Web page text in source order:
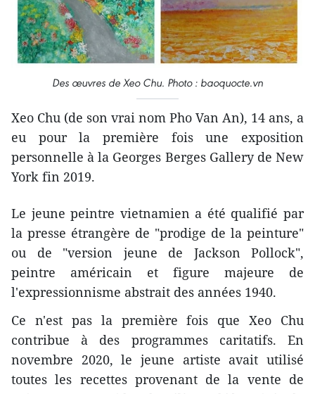
Des œuvres de Xeo Chu. Photo : baoquocte.vn
Xeo Chu (de son vrai nom Pho Van An), 14 ans, a
eu pour la première fois une exposition
personnelle à la Georges Berges Gallery de New
York fin 2019.
Le jeune peintre vietnamien a été qualifié par
la presse étrangère de "prodige de la peinture"
ou de "version jeune de Jackson Pollock",
peintre américain et figure majeure de
l'expressionnisme abstrait des années 1940.
Ce n'est pas la première fois que Xeo Chu
contribue à des programmes caritatifs. En
novembre 2020, le jeune artiste avait utilisé
toutes les recettes provenant de la vente de